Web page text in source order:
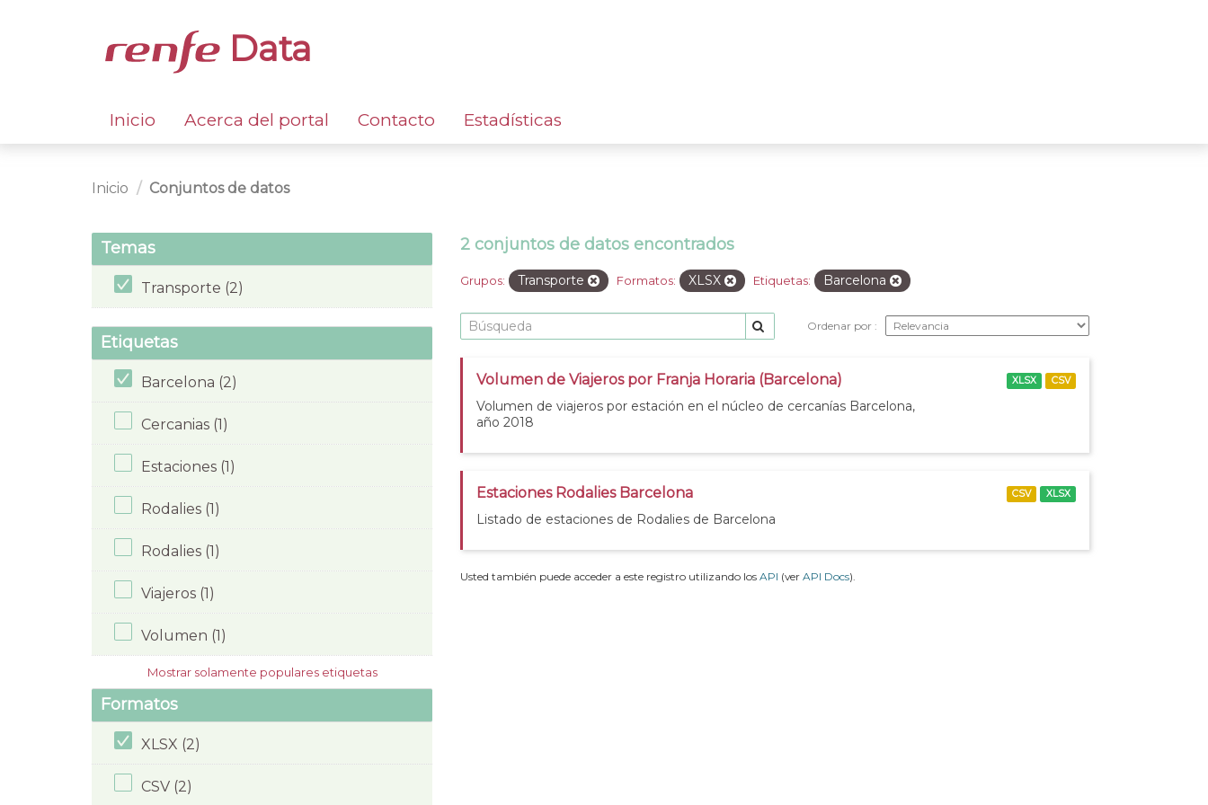
Data
Inicio Acerca del portal Contacto Estadísticas
Inicio Conjuntos de datos
Temas
Transporte (2)
Etiquetas
Barcelona (2)
Cercanias (1)
Estaciones (1)
Rodalies (1)
Rodalies (1)
Viajeros (1)
Volumen (1)
Mostrar solamente populares etiquetas
Formatos
XLSX (2)
CSV (2)
2 conjuntos de datos encontrados
Grupos: Transporte Formatos: XLSX Etiquetas: Barcelona
Ordenar por
Volumen de Viajeros por Franja Horaria (Barcelona)
Volumen de viajeros por estación en el núcleo de cercanías Barcelona,
año 2018
XLSX CSV
Estaciones Rodalies Barcelona
Listado de estaciones de Rodalies de Barcelona
CSV XLSX
Usted también puede acceder a este registro utilizando los API (ver API Docs).